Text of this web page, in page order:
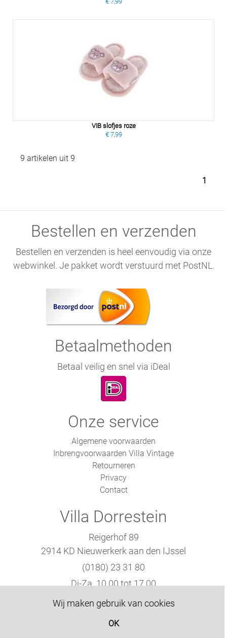
Wij maken gebruik van cookies
OK
VIB slofjes roze
€ 7,99
9 artikelen uit 9
1
Bestellen en verzenden
Bestellen en verzenden is heel eenvoudig via onze
webwinkel. Je pakket wordt verstuurd met PostNL.
Betaalmethoden
Betaal veilig en snel via iDeal
Onze service
Algemene voorwaarden
Inbrengvoorwaarden Villa Vintage
Retourneren
Privacy
Contact
Villa Dorrestein
Reigerhof 89
2914 KD Nieuwerkerk aan den IJssel
(0180) 23 31 80
Di-Za. 10.00 tot 17.00
BTW: NL864162479B01